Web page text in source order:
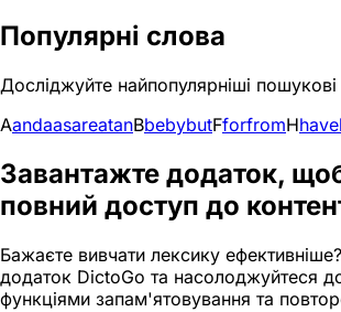
Популярні слова
Досліджуйте найпопулярніші
AandaasareatanBbebybutFforfromHhave
Завантажте додаток,
повний доступ до
Бажаєте вивчати лексику
додаток DictoGo та насолоджуйтеся
функціями запам'ятовування та